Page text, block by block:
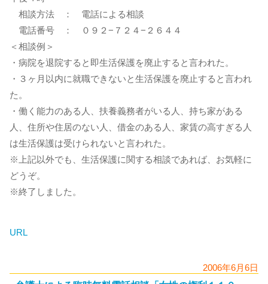
相談方法 ： 電話による相談
電話番号 ： ０９２−７２４−２６４４
＜相談例＞
・病院を退院すると即生活保護を廃止すると言われた。
・３ヶ月以内に就職できないと生活保護を廃止すると言われ
た。
・働く能力のある人、扶養義務者がいる人、持ち家がある
人、住所や住居のない人、借金のある人、家賃の高すぎる人
は生活保護は受けられないと言われた。
※上記以外でも、生活保護に関する相談であれば、お気軽に
どうぞ。
※終了しました。
URL
2006年6月6日